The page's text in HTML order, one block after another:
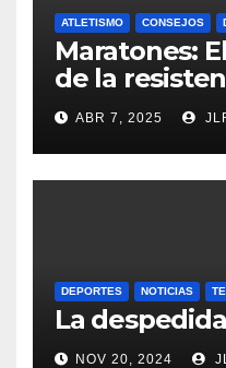
ATLETISMO CONSEJOS
Maratones:
de la
ABR 7, 2025
DEPORTES NOTICIAS
La
NOV 20, 2024